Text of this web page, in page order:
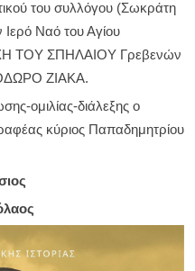
του συλλόγου (Σωκράτη
Ναό του Αγίου
ΤΟΥ ΣΠΗΛΑΙΟΥ Γρεβενών
ΖΙΑΚΑ.
ομιλίας-διάλεξης ο
κύριος Παπαδημητρίου